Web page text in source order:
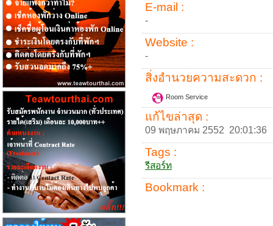
E-mail :
-
Website :
-
สิ่งอำนวยความสะดวก :
Room Service
แก้ไขล่าสุด :
09 พฤษภาคม 2552 20:01:36
Tags :
รีสอร์ท
Bookmark :